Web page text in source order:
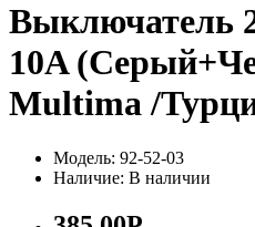
Выключатель
10A
Multima /
Модель: 92-52-03
Наличие: В наличии